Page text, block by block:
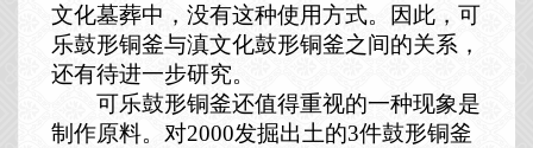
文化墓葬中，没有这种使用方式。因此，可
乐鼓形铜釜与滇文化鼓形铜釜之间的关系，
还有待进一步研究。
可乐鼓形铜釜还值得重视的一种现象是
制作原料。对2000发掘出土的3件鼓形铜釜